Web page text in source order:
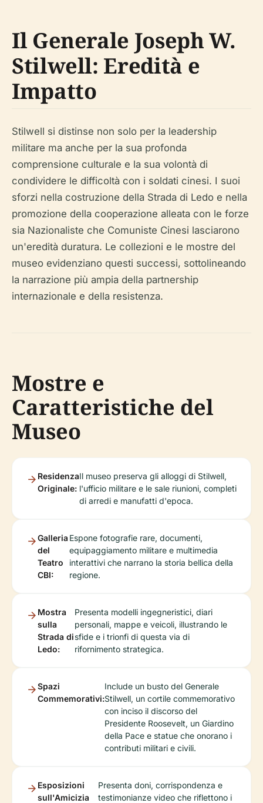
Il Generale Joseph W.
Stilwell: Eredità e
Impatto
Stilwell si distinse non solo per la leadership
militare ma anche per la sua profonda
comprensione culturale e la sua volontà di
condividere le difficoltà con i soldati cinesi. I suoi
sforzi nella costruzione della Strada di Ledo e nella
promozione della cooperazione alleata con le forze
sia Nazionaliste che Comuniste Cinesi lasciarono
un'eredità duratura. Le collezioni e le mostre del
museo evidenziano questi successi, sottolineando
la narrazione più ampia della partnership
internazionale e della resistenza.
Mostre e
Caratteristiche del
Museo
Residenza
Originale:
Il museo preserva gli alloggi di Stilwell,
l'ufficio militare e le sale riunioni, completi
di arredi e manufatti d'epoca.
Galleria
del
Teatro
CBI:
Espone fotografie rare, documenti,
equipaggiamento militare e multimedia
interattivi che narrano la storia bellica della
regione.
Mostra
sulla
Strada di
Ledo:
Presenta modelli ingegneristici, diari
personali, mappe e veicoli, illustrando le
sfide e i trionfi di questa via di
rifornimento strategica.
Spazi
Commemorativi:
Include un busto del Generale
Stilwell, un cortile commemorativo
con inciso il discorso del
Presidente Roosevelt, un Giardino
della Pace e statue che onorano i
contributi militari e civili.
Esposizioni
sull'Amicizia
Presenta doni, corrispondenza e
testimonianze video che riflettono i